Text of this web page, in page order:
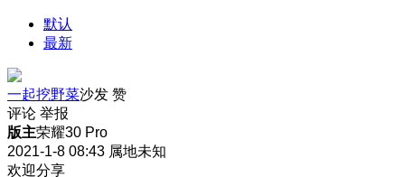
默认
最新
一起挖野菜沙发 赞
评论 举报
版主荣耀30 Pro
2021-1-8 08:43 属地未知
欢迎分享